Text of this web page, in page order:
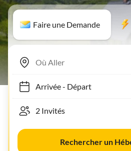
Faire une Demande
Arrivée- Départ
Rechercher un